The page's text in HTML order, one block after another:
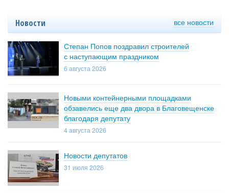
Новости все новости
Степан Попов поздравил строителей
с наступающим праздником
6 августа 2026
Новыми контейнерными площадками
обзавелись еще два двора в Благовещенске
благодаря депутату
4 августа 2026
Новости депутатов
31 июля 2026